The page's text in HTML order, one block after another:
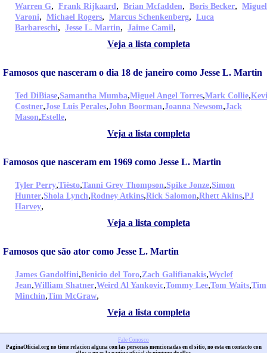
Warren G, Frank Rijkaard, Brian Mcfadden, Boris Becker, Miguel
Varoni, Michael Rogers, Marcus Schenkenberg, Luca
Barbareschi, Jesse L. Martin, Jaime Camil,
Veja a lista completa
Famosos que nasceram o dia 18 de janeiro como Jesse L. Martin
Ted DiBiase,Samantha Mumba,Miguel Angel Torres,Mark Collie,
Costner,Jose Luis Perales,John Boorman,Joanna Newsom,Jack
Mason,Estelle,
Veja a lista completa
Famosos que nasceram em 1969 como Jesse L. Martin
Tyler Perry,Tiësto,Tanni Grey Thompson,Spike Jonze,Simon
Hunter,Shola Lynch,Rodney Atkins,Rick Salomon,Rhett Akins,PJ
Harvey,
Veja a lista completa
Famosos que são ator como Jesse L. Martin
James Gandolfini,Benicio del Toro,Zach Galifianakis,Wyclef
Jean,William Shatner,Weird Al Yankovic,Tommy Lee,Tom Waits,Tim
Minchin,Tim McGraw,
Veja a lista completa
Fale Conosco
PaginaOficial.org no tiene relacion alguna con las personas mencionadas en el sitio, no esta en contacto con